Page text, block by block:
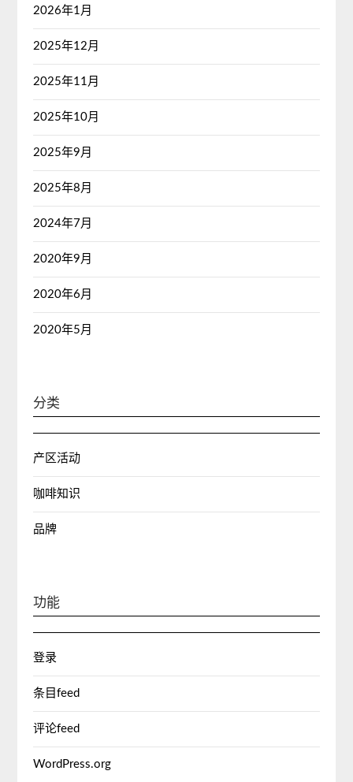
2026年1月
2025年12月
2025年11月
2025年10月
2025年9月
2025年8月
2024年7月
2020年9月
2020年6月
2020年5月
分类
产区活动
咖啡知识
品牌
功能
登录
条目feed
评论feed
WordPress.org